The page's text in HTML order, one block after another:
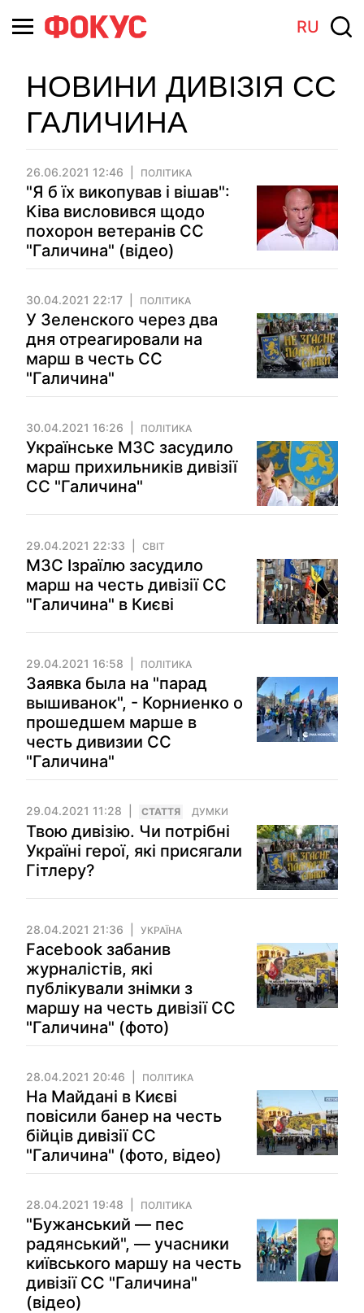
RU
НОВИНИ ДИВІЗІЯ СС
ГАЛИЧИНА
26.06.2021 12:46 ПОЛІТИКА
"Я б їх викопував і вішав":
Ківа висловився щодо
похорон ветеранів СС
"Галичина" (відео)
30.04.2021 22:17 ПОЛІТИКА
У Зеленского через два
дня отреагировали на
марш в честь СС
"Галичина"
30.04.2021 16:26 ПОЛІТИКА
Українське МЗС засудило
марш прихильників дивізії
СС "Галичина"
29.04.2021 22:33 СВІТ
МЗС Ізраїлю засудило
марш на честь дивізії СС
"Галичина" в Києві
29.04.2021 16:58 ПОЛІТИКА
Заявка была на "парад
вышиванок", - Корниенко о
прошедшем марше в
честь дивизии СС
"Галичина"
29.04.2021 11:28 СТАТТЯ ДУМКИ
Твою дивізію. Чи потрібні
Україні герої, які присягали
Гітлеру?
28.04.2021 21:36 УКРАЇНА
Facebook забанив
журналістів, які
публікували знімки з
маршу на честь дивізії СС
"Галичина" (фото)
28.04.2021 20:46 ПОЛІТИКА
На Майдані в Києві
повісили банер на честь
бійців дивізії СС
"Галичина" (фото, відео)
28.04.2021 19:48 ПОЛІТИКА
"Бужанський — пес
радянський", — учасники
київського маршу на честь
дивізії СС "Галичина"
(відео)